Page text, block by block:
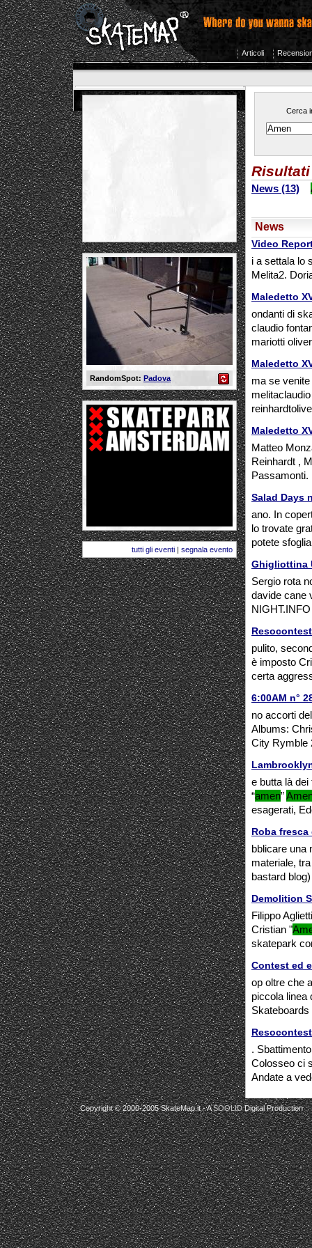
Articoli
Cerca
News (13)
News
Video
i a settala lo
Melita2.
Maledetto
ondanti di
claudio
mariotti
Maledetto
ma se
Maledetto
Matteo
Reinhardt ,
Passamonti.
Salad Days
ano. In
lo trovate
potete
Ghigliottina
Sergio rota
davide cane
pulito,
è imposto
certa
6:00AM n°
no accorti
Albums:
City Rymble
e butta là
“amen”
esagerati,
Roba fresca
bblicare una
materiale,
bastard
Demolition
Filippo
Cristian "
skatepark
Contest ed
op oltre che
piccola linea
.
Colosseo ci
Andate a
RandomSpot: Padova
tutti gli eventi | segnala evento
Copyright © 2000-2005 SkateMap.it - ASOOLIDDigital Production